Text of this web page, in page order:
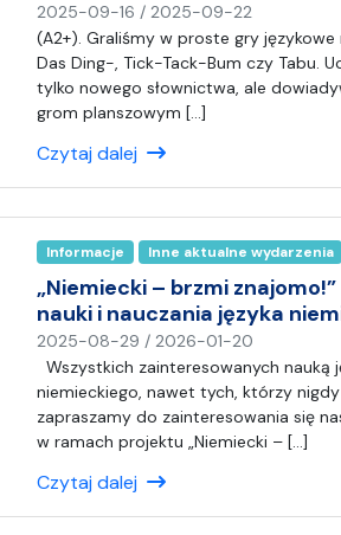
2025-09-16 / 2025-09-22
a
p
i
(
A
n
i
a
(A2+). Graliśmy w proste gry językowe
Das Ding-, Tick-Tack-Bum czy Tabu.
tylko nowego słownictwa, ale
grom planszowym […]
Czytaj dalej
Informacje Inne aktualne wydarzenia
„Niemiecki – brzmi
nauki i nauczania języka
2025-08-29 / 2026-01-20
a
p
i
s
(
Wszystkich zainteresowanych nauką
niemieckiego, nawet tych, którzy
zapraszamy do zainteresowania się
w ramach projektu „Niemiecki – […]
Czytaj dalej